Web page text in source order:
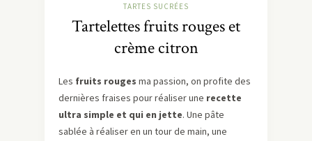
TARTES SUCRÉES
Tartelettes fruits rouges et
crème citron
Les fruits rouges ma passion, on profite des
dernières fraises pour réaliser une recette
ultra simple et qui en jette. Une pâte
sablée à réaliser en un tour de main, une